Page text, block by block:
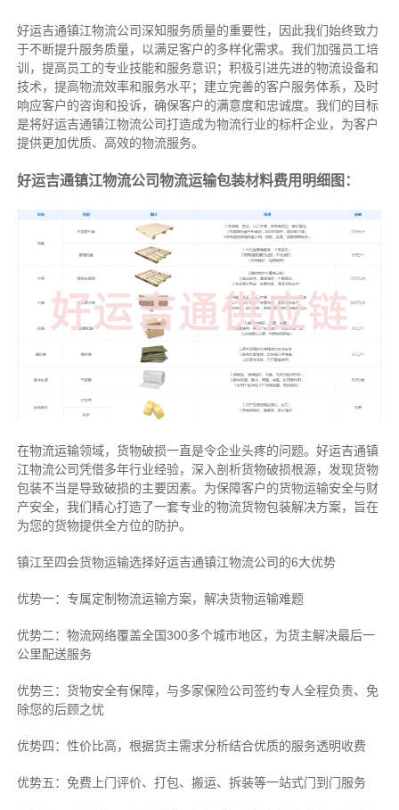
好运吉通镇江物流公司深知服务质量的重要性，因此我们始终致力
于不断提升服务质量，以满足客户的多样化需求。我们加强员工培
训，提高员工的专业技能和服务意识；积极引进先进的物流设备和
技术，提高物流效率和服务水平；建立完善的客户服务体系，及时
响应客户的咨询和投诉，确保客户的满意度和忠诚度。我们的目标
是将好运吉通镇江物流公司打造成为物流行业的标杆企业，为客户
提供更加优质、高效的物流服务。
好运吉通镇江物流公司物流运输包装材料费用明细图：
在物流运输领域，货物破损一直是令企业头疼的问题。好运吉通镇
江物流公司凭借多年行业经验，深入剖析货物破损根源，发现货物
包装不当是导致破损的主要因素。为保障客户的货物运输安全与财
产安全，我们精心打造了一套专业的物流货物包装解决方案，旨在
为您的货物提供全方位的防护。
镇江至四会货物运输选择好运吉通镇江物流公司的6大优势
优势一：专属定制物流运输方案，解决货物运输难题
优势二：物流网络覆盖全国300多个城市地区，为货主解决最后一
公里配送服务
优势三：货物安全有保障，与多家保险公司签约专人全程负责、免
除您的后顾之忧
优势四：性价比高，根据货主需求分析结合优质的服务透明收费
优势五：免费上门评价、打包、搬运、拆装等一站式门到门服务